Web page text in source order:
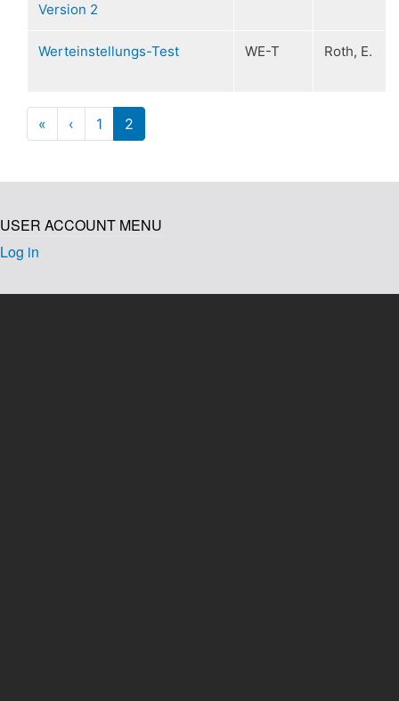
Version 2
Werteinstellungs-Test WE-T Roth, E.
Pagination
« « First
‹ 1 2
USER ACCOUNT MENU
Log in